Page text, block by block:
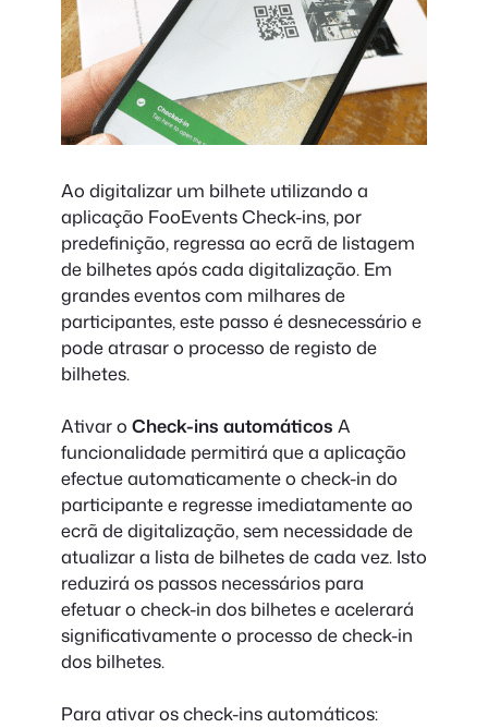
Ao digitalizar um bilhete utilizando a
aplicação FooEvents Check-ins, por
predefinição, regressa ao ecrã de listagem
de bilhetes após cada digitalização. Em
grandes eventos com milhares de
participantes, este passo é desnecessário e
pode atrasar o processo de registo de
bilhetes.
Ativar o Check-ins automáticos A
funcionalidade permitirá que a aplicação
efectue automaticamente o check-in do
participante e regresse imediatamente ao
ecrã de digitalização, sem necessidade de
atualizar a lista de bilhetes de cada vez. Isto
reduzirá os passos necessários para
efetuar o check-in dos bilhetes e acelerará
significativamente o processo de check-in
dos bilhetes.
Para ativar os check-ins automáticos: